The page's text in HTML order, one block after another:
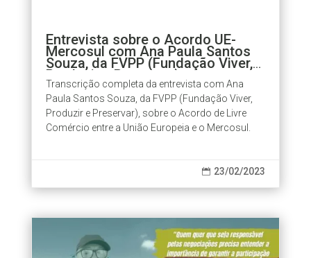
Entrevista sobre o Acordo UE-
Mercosul com Ana Paula Santos
Souza, da FVPP (Fundação Viver,
Produzir e Preservar)
Transcrição completa da entrevista com Ana
Paula Santos Souza, da FVPP (Fundação Viver,
Produzir e Preservar), sobre o Acordo de Livre
Comércio entre a União Europeia e o Mercosul.
 23/02/2023